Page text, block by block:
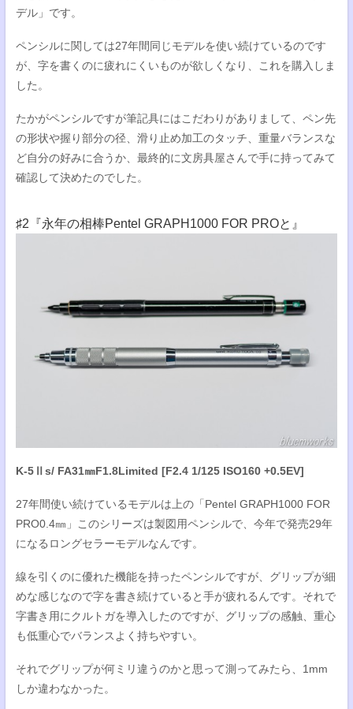
デル」です。
ペンシルに関しては27年間同じモデルを使い続けているのです
が、字を書くのに疲れにくいものが欲しくなり、これを購入しま
した。
たかがペンシルですが筆記具にはこだわりがありまして、ペン先
の形状や握り部分の径、滑り止め加工のタッチ、重量バランスな
ど自分の好みに合うか、最終的に文房具屋さんで手に持ってみて
確認して決めたのでした。
♯2『永年の相棒Pentel GRAPH1000 FOR PROと』
K-5Ⅱs/ FA31㎜F1.8Limited [F2.4 1/125 ISO160 +0.5EV]
27年間使い続けているモデルは上の「Pentel GRAPH1000 FOR
PRO0.4㎜」このシリーズは製図用ペンシルで、今年で発売29年
になるロングセラーモデルなんです。
線を引くのに優れた機能を持ったペンシルですが、グリップが細
めな感じなので字を書き続けていると手が疲れるんです。それで
字書き用にクルトガを導入したのですが、グリップの感触、重心
も低重心でバランスよく持ちやすい。
それでグリップが何ミリ違うのかと思って測ってみたら、1mm
しか違わなかった。